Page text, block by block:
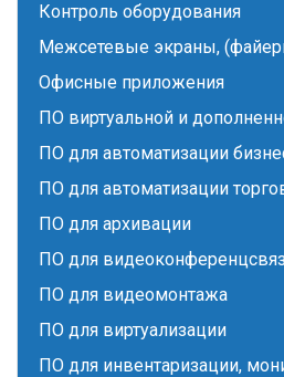
Контроль оборудования
Межсетевые экраны,
Офисные приложения
ПО виртуальной и
ПО для автоматизации
ПО для автоматизации
ПО для архивации
ПО для
ПО для видеомонтажа
ПО для виртуализации
ПО для инвентаризации,